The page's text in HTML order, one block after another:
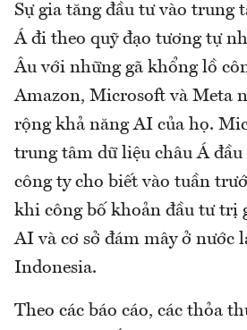
Sự gia tăng đầu tư vào trung
Á đi theo quỹ đạo tương tự
Âu với những gã khổng lồ
Amazon, Microsoft và Meta
rộng khả năng AI của họ.
trung tâm dữ liệu châu Á
công ty cho biết vào tuần
khi công bố khoản đầu tư trị
AI và cơ sở đám mây ở nước
Indonesia.
Theo các báo cáo, các thỏa